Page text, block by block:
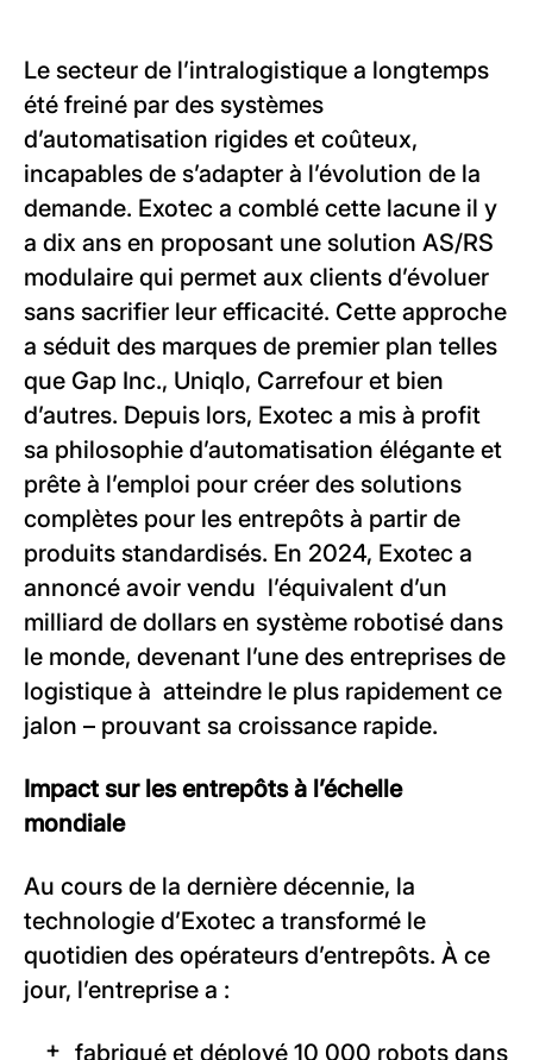
Le secteur de l’intralogistique a longtemps
été freiné par des systèmes
d’automatisation rigides et coûteux,
incapables de s’adapter à l’évolution de la
demande. Exotec a comblé cette lacune il y
a dix ans en proposant une solution AS/RS
modulaire qui permet aux clients d’évoluer
sans sacrifier leur efficacité. Cette approche
a séduit des marques de premier plan telles
que Gap Inc., Uniqlo, Carrefour et bien
d’autres. Depuis lors, Exotec a mis à profit
sa philosophie d’automatisation élégante et
prête à l’emploi pour créer des solutions
complètes pour les entrepôts à partir de
produits standardisés. En 2024, Exotec a
annoncé avoir vendu l’équivalent d’un
milliard de dollars en système robotisé dans
le monde, devenant l’une des entreprises de
logistique à atteindre le plus rapidement ce
jalon – prouvant sa croissance rapide.
Impact sur les entrepôts à l’échelle
mondiale
Au cours de la dernière décennie, la
technologie d’Exotec a transformé le
quotidien des opérateurs d’entrepôts. À ce
jour, l’entreprise a :
fabriqué et déployé 10 000 robots dans